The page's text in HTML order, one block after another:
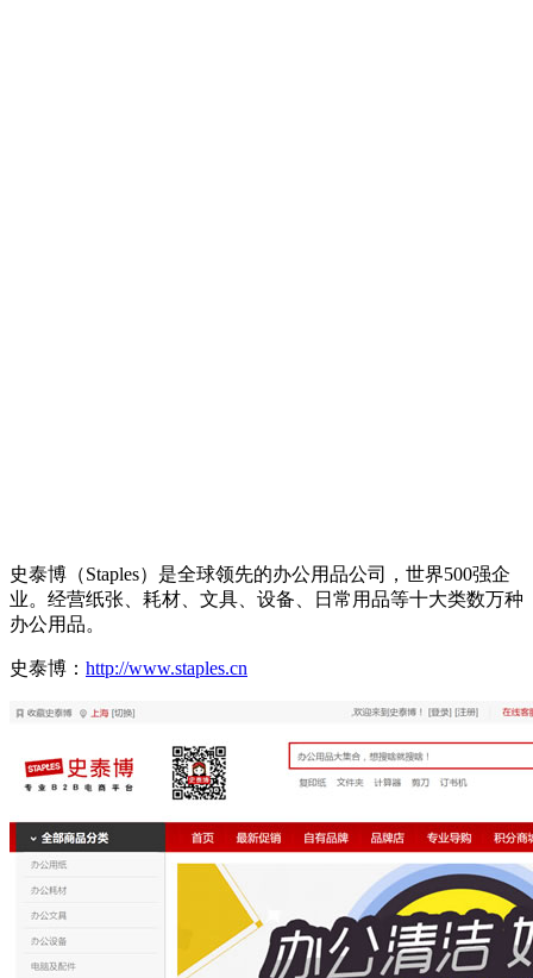
史泰博（Staples）是全球领先的办公用品公司，世界500强企
业。经营纸张、耗材、文具、设备、日常用品等十大类数万种
办公用品。
史泰博： http://www.staples.cn